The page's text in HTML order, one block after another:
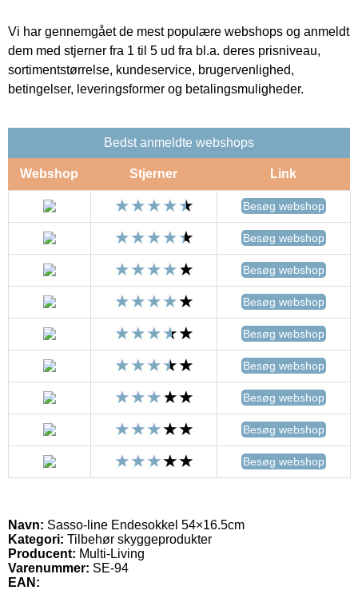
Vi har gennemgået de mest populære webshops og anmeldt
dem med stjerner fra 1 til 5 ud fra bl.a. deres prisniveau,
sortimentstørrelse, kundeservice, brugervenlighed,
betingelser, leveringsformer og betalingsmuligheder.
Bedst anmeldte webshops
Webshop Stjerner Link
Besøg webshop
Besøg webshop
Besøg webshop
Besøg webshop
Besøg webshop
Besøg webshop
Besøg webshop
Besøg webshop
Besøg webshop
Navn: Sasso-line Endesokkel 54×16.5cm
Kategori: Tilbehør skyggeprodukter
Producent: Multi-Living
Varenummer: SE-94
EAN: